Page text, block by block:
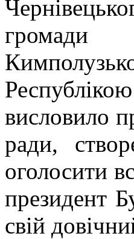
громади
висловило
ради,
оголосити
президент
свій